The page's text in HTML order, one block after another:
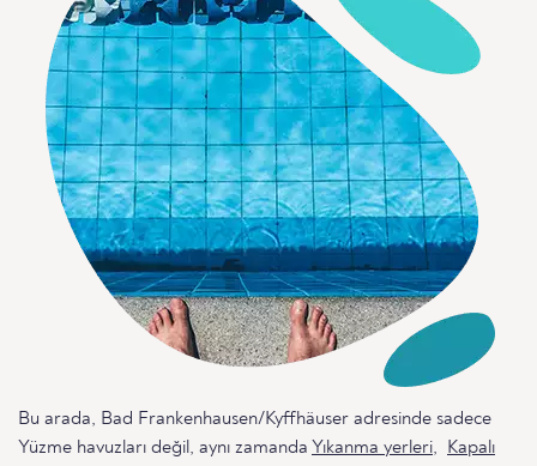
Bu arada, Bad Frankenhausen/Kyffhäuser adresinde sadece
Yüzme havuzları değil, aynı zamanda Yıkanma yerleri,
Kapalı